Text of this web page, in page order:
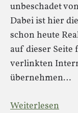
unbeschadet
Dabei ist hier
schon heute
auf dieser Seite
verlinkten
übernehmen…
Weiterlesen